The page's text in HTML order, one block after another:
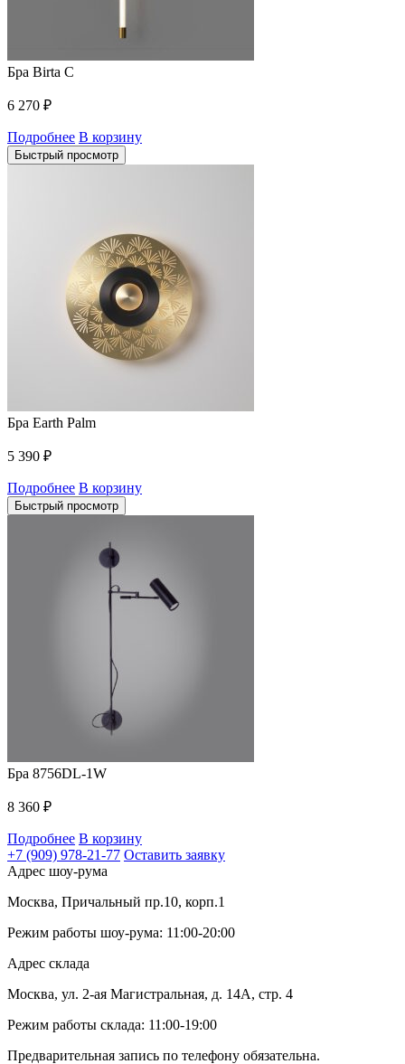
Бра Birta C
6 270 ₽
Подробнее В корзину
Быстрый просмотр
Бра Earth Palm
5 390 ₽
Подробнее В корзину
Быстрый просмотр
Бра 8756DL-1W
8 360 ₽
Подробнее В корзину
+7 (909) 978-21-77 Оставить заявку
Адрес шоу-рума
Москва, Причальный пр.10, корп.1
Режим работы шоу-рума: 11:00-20:00
Адрес склада
Москва, ул. 2-ая Магистральная, д. 14А, стр. 4
Режим работы склада: 11:00-19:00
Предварительная запись по телефону обязательна.